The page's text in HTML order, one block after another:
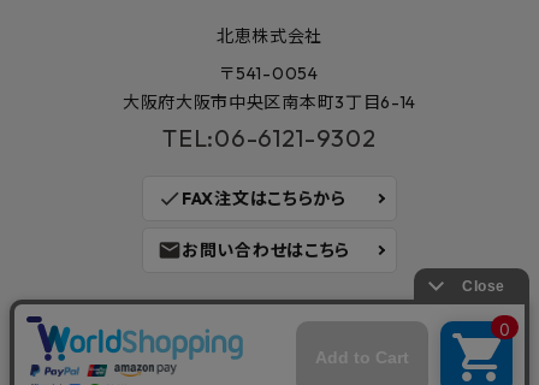
北恵株式会社
〒541-0054
大阪府大阪市中央区南本町3丁目6-14
TEL:06-6121-9302
check FAX注文はこちらから
mailお問い合わせはこちら